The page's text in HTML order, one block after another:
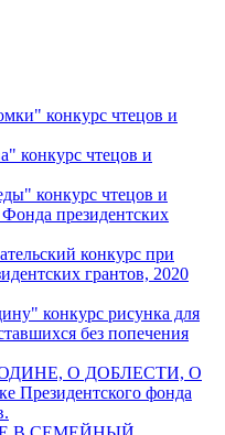
конкурс чтецов и
конкурс чтецов и
конкурс чтецов и
президентских
конкурс при
грантов, 2020
конкурс рисунка для
без попечения
РОДИНЕ, О ДОБЛЕСТИ, О
Президентского фонда